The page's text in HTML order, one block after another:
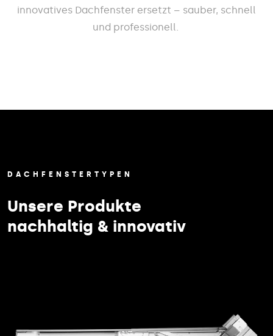
innovatives Dachfenster ersetzt – sauber, schnell
und professionell.
DACHFENSTERTYPEN
Unsere Produkte
nachhaltig & innovativ